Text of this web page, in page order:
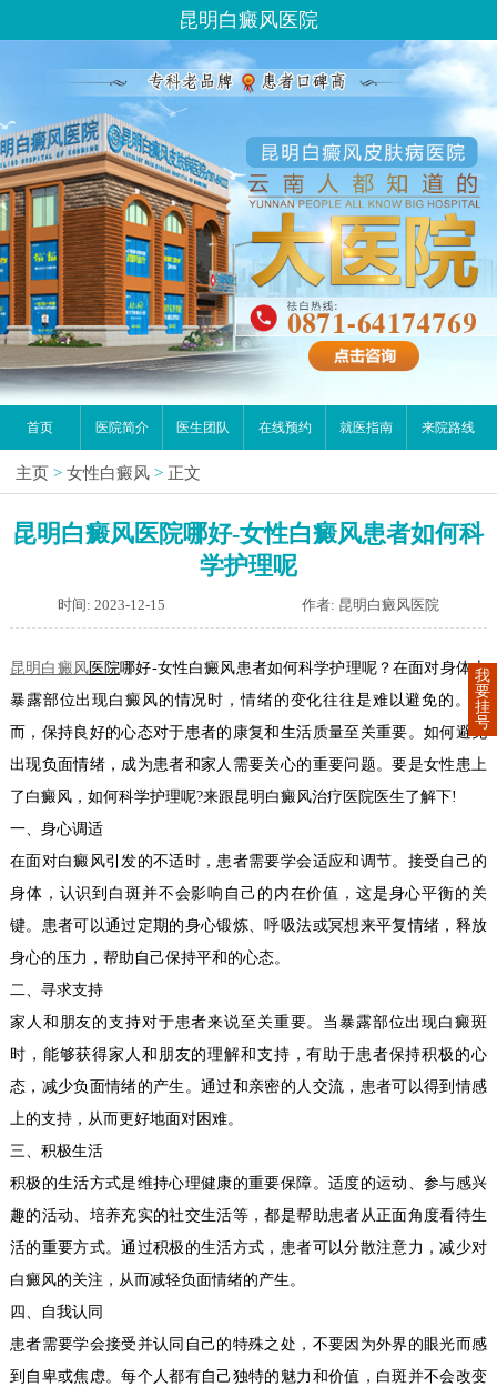
昆明白癜风医院
首页 医院简介 医生团队 在线预约 就医指南 来院路线
主页 > 女性白癜风 > 正文
昆明白癜风医院哪好-女性白癜风患者如何科
学护理呢
时间: 2023-12-15 作者: 昆明白癜风医院
昆明白癜风医院哪好-女性白癜风患者如何科学护理呢？在面对身体上
暴露部位出现白癜风的情况时，情绪的变化往往是难以避免的。然
而，保持良好的心态对于患者的康复和生活质量至关重要。如何避免
出现负面情绪，成为患者和家人需要关心的重要问题。要是女性患上
了白癜风，如何科学护理呢?来跟昆明白癜风治疗医院医生了解下!
一、身心调适
在面对白癜风引发的不适时，患者需要学会适应和调节。接受自己的
身体，认识到白斑并不会影响自己的内在价值，这是身心平衡的关
键。患者可以通过定期的身心锻炼、呼吸法或冥想来平复情绪，释放
身心的压力，帮助自己保持平和的心态。
二、寻求支持
家人和朋友的支持对于患者来说至关重要。当暴露部位出现白癜斑
时，能够获得家人和朋友的理解和支持，有助于患者保持积极的心
态，减少负面情绪的产生。通过和亲密的人交流，患者可以得到情感
上的支持，从而更好地面对困难。
三、积极生活
积极的生活方式是维持心理健康的重要保障。适度的运动、参与感兴
趣的活动、培养充实的社交生活等，都是帮助患者从正面角度看待生
活的重要方式。通过积极的生活方式，患者可以分散注意力，减少对
白癜风的关注，从而减轻负面情绪的产生。
四、自我认同
患者需要学会接受并认同自己的特殊之处，不要因为外界的眼光而感
到自卑或焦虑。每个人都有自己独特的魅力和价值，白斑并不会改变
我
要
挂
号